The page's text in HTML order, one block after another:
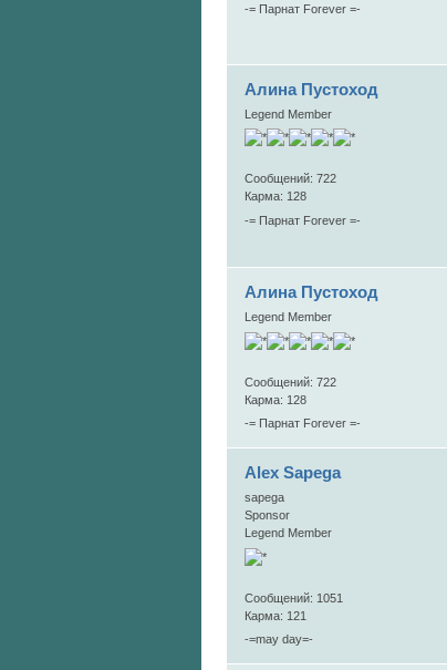
-= Парнат Forever =-
Алина Пустоход
Legend Member
Сообщений: 722
Карма: 128
-= Парнат Forever =-
Алина Пустоход
Legend Member
Сообщений: 722
Карма: 128
-= Парнат Forever =-
Alex Sapega
sapega
Sponsor
Legend Member
Сообщений: 1051
Карма: 121
-=may day=-